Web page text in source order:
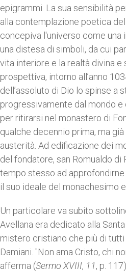
epigrammi. La sua sensibilità
alla contemplazione poetica
concepiva l'universo come una
una distesa di simboli, da cui
vita interiore e la realtà divina e
prospettiva, intorno all’anno
dell’assoluto di Dio lo spinse a
progressivamente dal mondo e
per ritirarsi nel monastero di
qualche decennio prima, ma
austerità. Ad edificazione dei
del fondatore, san Romualdo di
tempo stesso ad
il suo ideale del monachesimo
Un particolare va subito
Avellana era dedicato alla
mistero cristiano che più di
Damiani. "Non ama Cristo, chi
afferma (Sermo XVIII, 11, p.